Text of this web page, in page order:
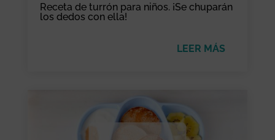
Receta de turrón para niños. ¡Se chuparán
los dedos con ella!
LEER MÁS